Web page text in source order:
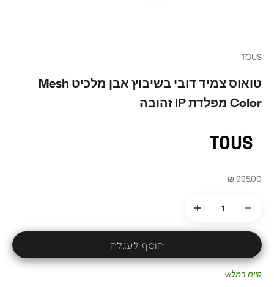
TOUS
טואוס צמיד דובי בשיבוץ אבן מלכיט Mesh
Color מפלדת IP זהובה
מחיר מבצע
995.00 ₪
הוסף לעגלה
קיים במלאי